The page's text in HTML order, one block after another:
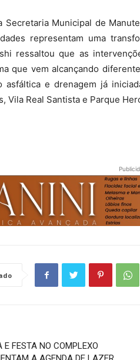
Secretaria Municipal de
representam uma
ressaltou que as
que vem alcançando
asfáltica e drenagem já
Vila Real Santista e Parque
FESTA NO COMPLEXO